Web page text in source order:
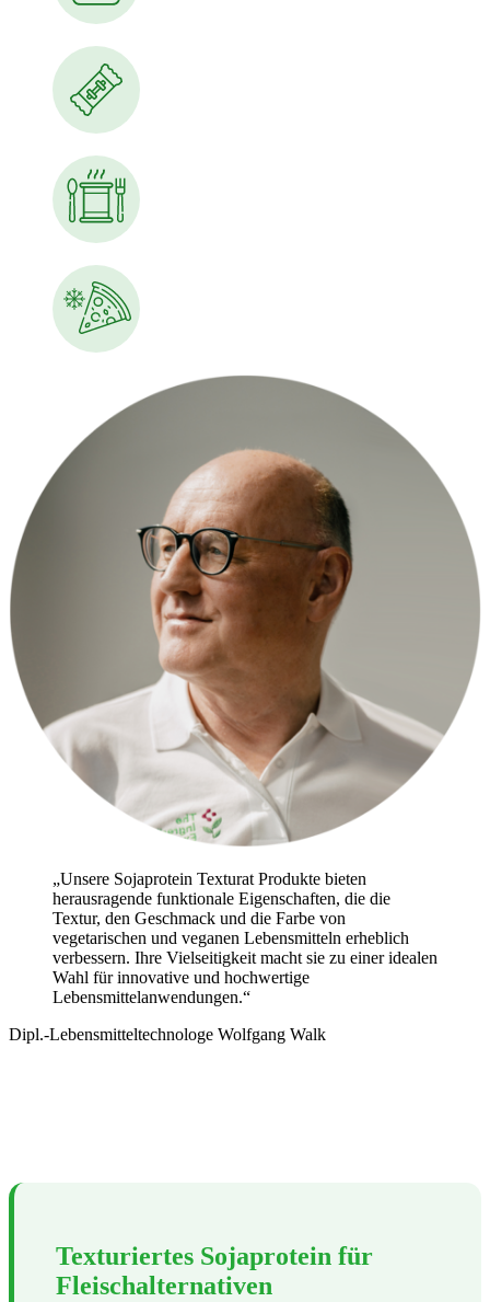
„Unsere Sojaprotein Texturat Produkte bieten
herausragende funktionale Eigenschaften, die die
Textur, den Geschmack und die Farbe von
vegetarischen und veganen Lebensmitteln erheblich
verbessern. Ihre Vielseitigkeit macht sie zu einer idealen
Wahl für innovative und hochwertige
Lebensmittelanwendungen.“
Dipl.-Lebensmitteltechnologe Wolfgang Walk
Texturiertes Sojaprotein für
Fleischalternativen